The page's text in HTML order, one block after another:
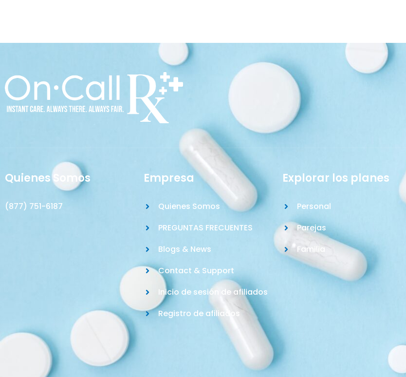
Quienes Somos
(877) 751-6187
Empresa
Quienes Somos
PREGUNTAS FRECUENTES
Blogs & News
Contact & Support
Inicio de sesión de afiliados
Registro de afiliados
Explorar los planes
Personal
Parejas
Familia